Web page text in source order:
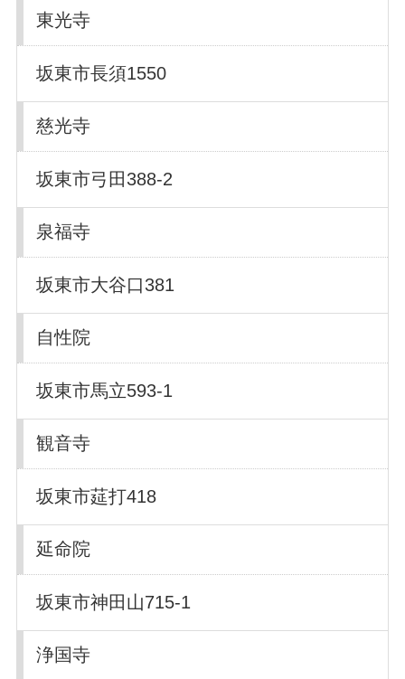
東光寺
坂東市長須1550
慈光寺
坂東市弓田388-2
泉福寺
坂東市大谷口381
自性院
坂東市馬立593-1
観音寺
坂東市莚打418
延命院
坂東市神田山715-1
浄国寺